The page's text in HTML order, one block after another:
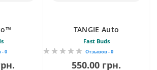
- 0
TANGIE Auto
Fast Buds
Отзывов - 0
550.00 грн.